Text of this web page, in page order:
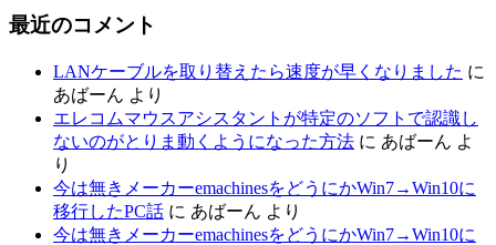
最近のコメント
LANケーブルを取り替えたら速度が早くなりました に
あばーん より
エレコムマウスアシスタントが特定のソフトで認識し
ないのがとりま動くようになった方法 に あばーん よ
り
今は無きメーカーemachinesをどうにかWin7→Win10に
移行したPC話 に あばーん より
今は無きメーカーemachinesをどうにかWin7→Win10に